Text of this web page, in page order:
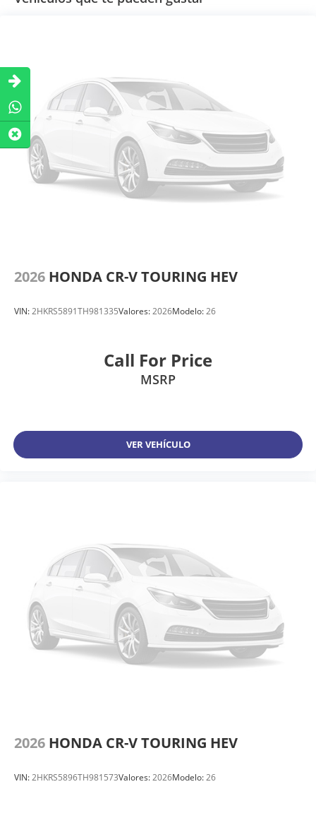
2026 HONDA CR-V TOURING HEV
VIN:2HKRS5891TH981335Valores:2026Modelo:26
Call For Price
MSRP
VER VEHÍCULO
2026 HONDA CR-V TOURING HEV
VIN:2HKRS5896TH981573Valores:2026Modelo:26